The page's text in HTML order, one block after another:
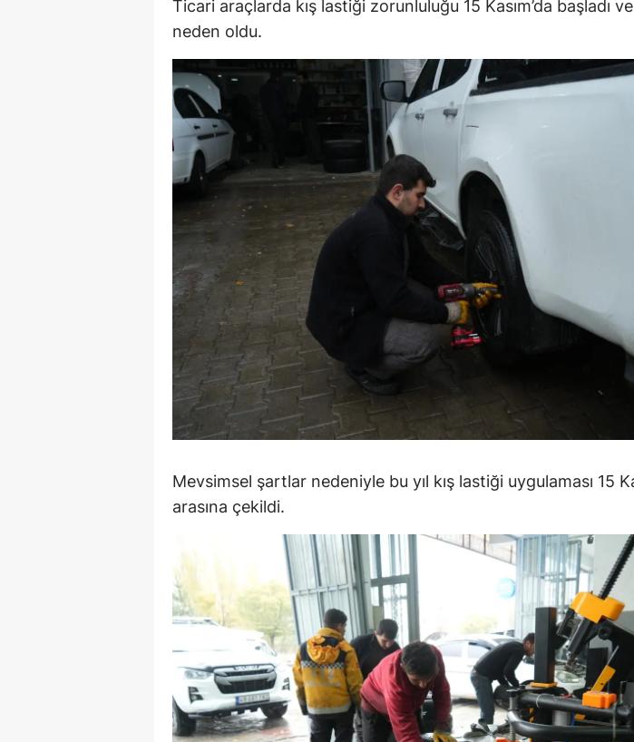
Mersin
İzmir
Kars
Kastamonu
Kayseri
Kırklareli
Malatya
Kahramanmaraş
Muğla
Muş
Nevşehir
Niğde
Ordu
Ticari araçlarda kış lastiği zorunluluğu 15 Kasım’da başladı
neden oldu.
Mevsimsel şartlar nedeniyle bu yıl kış lastiği uygulaması 15
arasına çekildi.